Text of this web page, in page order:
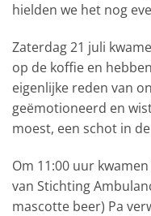
hielden we het nog
Zaterdag 21 juli
op de koffie en
eigenlijke reden van
geëmotioneerd en
moest, een schot in
Om 11:00 uur
van Stichting
mascotte beer) Pa